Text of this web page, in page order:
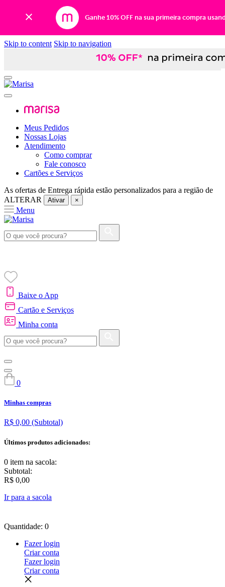
Ganhe 10% OFF na sua primeira compra
Skip to content Skip to navigation
Meus Pedidos
Nossas Lojas
Atendimento
Como comprar
Fale conosco
Cartões e Serviços
As ofertas de Entrega rápida estão personalizados para a região de
ALTERAR
Ativar ×
Menu
Baixe o App
Cartão e Serviços
Minha conta
0
Minhas compras
R$ 0,00 (Subtotal)
Últimos produtos adicionados:
0 item na sacola:
Subtotal:
R$ 0,00
Ir para a sacola
Quantidade: 0
Fazer login
Criar conta
Fazer login
Criar conta